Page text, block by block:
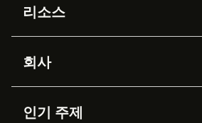
Zendesk AI
Advanced Data Privacy &
Protection
지식창
리소스
API & 개발자
AI 리서치
이벤트
고객 사례
회사
채용 정보
인기 주제